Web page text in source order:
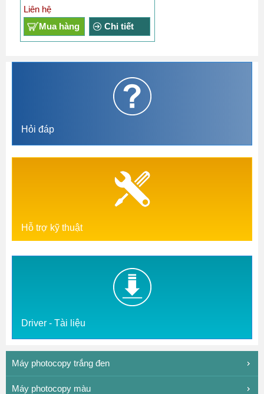
Liên hệ
Mua hàng
Chi tiết
Hỏi đáp
Hỗ trợ kỹ thuật
Driver - Tài liệu
Máy photocopy trắng đen
Máy photocopy màu